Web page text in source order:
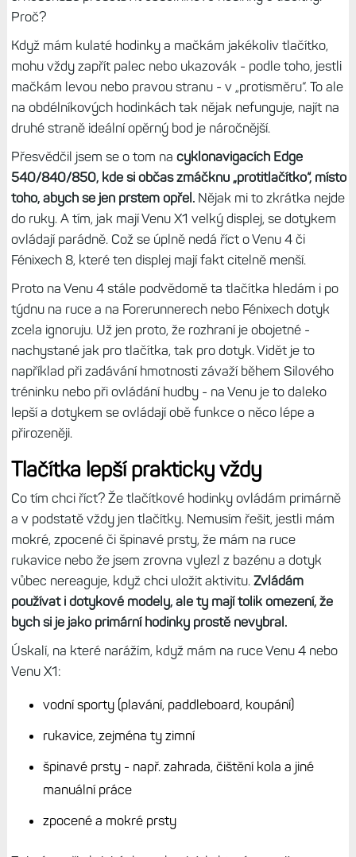
Proč?
Když mám kulaté hodinky a mačkám jakékoliv tlačítko,
mohu vždy zapřít palec nebo ukazovák - podle toho, jestli
mačkám levou nebo pravou stranu - v „protisměru“. To ale
na obdélníkových hodinkách tak nějak nefunguje, najít na
druhé straně ideální opěrný bod je náročnější.
Přesvědčil jsem se o tom na cyklonavigacích Edge
540/840/850, kde si občas zmáčknu „protitlačítko“, místo
toho, abych se jen prstem opřel.Nějak mi to zkrátka nejde
do ruky. A tím, jak mají Venu X1 velký displej, se dotykem
ovládají parádně. Což se úplně nedá říct o Venu 4 či
Fénixech 8, které ten displej mají fakt citelně menší.
Proto na Venu 4 stále podvědomě ta tlačítka hledám i po
týdnu na ruce a na Forerunnerech nebo Fénixech dotyk
zcela ignoruju. Už jen proto, že rozhraní je obojetné -
nachystané jak pro tlačítka, tak pro dotyk. Vidět je to
například při zadávání hmotnosti závaží během Silového
tréninku nebo při ovládání hudby - na Venu je to daleko
lepší a dotykem se ovládají obě funkce o něco lépe a
přirozeněji.
Tlačítka lepší prakticky vždy
Co tím chci říct? Že tlačítkové hodinky ovládám primárně
mokré, zpocené či špinavé prsty, že mám na ruce
rukavice nebo že jsem zrovna vylezl z bazénu a dotyk
vůbec nereaguje, když chci uložit aktivitu.
bych si je jako primární hodinky prostě nevybral.